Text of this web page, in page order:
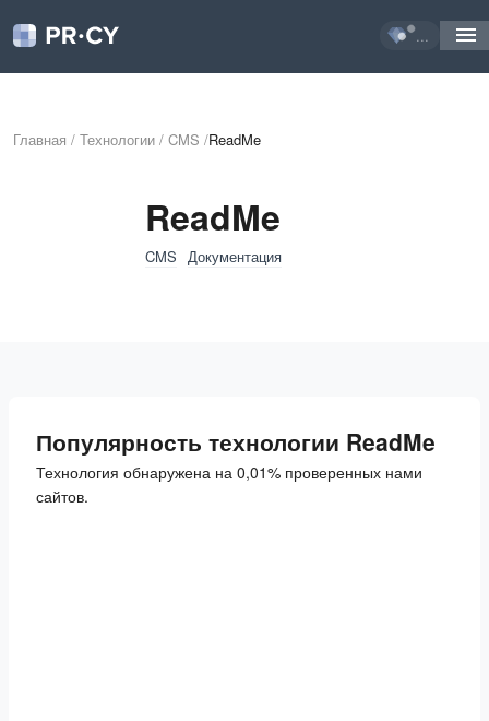
...
Главная / Технологии / CMS /ReadMe
ReadMe
CMS Документация
Популярность технологии ReadMe
Технология обнаружена на 0,01% проверенных нами
сайтов.